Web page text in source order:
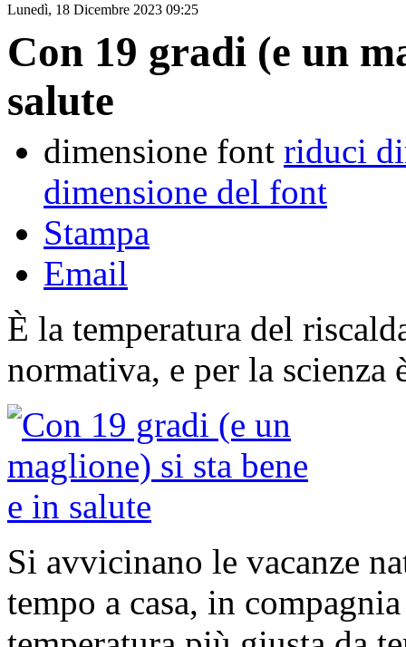
Lunedì, 18 Dicembre 2023 09:25
Con 19 gradi (e un
salute
dimensione font riduci
dimensione del font
Stampa
Email
È la temperatura del
normativa, e per la scienza
Si avvicinano le vacanze
tempo a casa, in